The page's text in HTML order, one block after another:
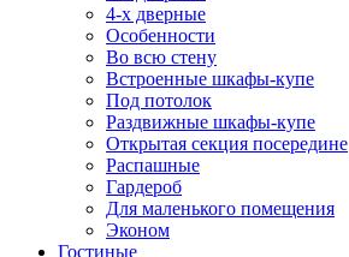
4-х дверные
Особенности
Во всю стену
Встроенные шкафы-купе
Под потолок
Раздвижные шкафы-купе
Открытая секция посередине
Распашные
Гардероб
Для маленького помещения
Эконом
Гостиные